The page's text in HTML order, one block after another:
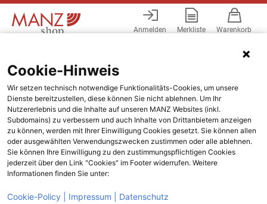
Anmelden Merkliste Warenkorb
Cookie-Hinweis
Wir setzen technisch notwendige Funktionalitäts-Cookies, um unsere
Dienste bereitzustellen, diese können Sie nicht ablehnen. Um Ihr
Nutzererlebnis und die Inhalte auf unseren MANZ Websites (inkl.
Subdomains) zu verbessern und auch Inhalte von Drittanbietern anzeigen
zu können, werden mit Ihrer Einwilligung Cookies gesetzt. Sie können allen
oder ausgewählten Verwendungszwecken zustimmen oder alle ablehnen.
Sie können Ihre Einwilligung zu den zustimmungspflichtigen Cookies
jederzeit über den Link "Cookies" im Footer widerrufen. Weitere
Informationen finden Sie unter:
Cookie-Policy | Impressum | Datenschutz